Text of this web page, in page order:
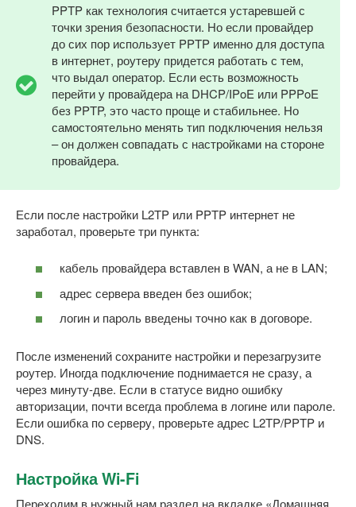
PPTP как технология считается устаревшей с
точки зрения безопасности. Но если провайдер
до сих пор использует PPTP именно для доступа
в интернет, роутеру придется работать с тем,
что выдал оператор. Если есть возможность
перейти у провайдера на DHCP/IPoE или PPPoE
без PPTP, это часто проще и стабильнее. Но
самостоятельно менять тип подключения нельзя
– он должен совпадать с настройками на стороне
провайдера.
Если после настройки L2TP или PPTP интернет не
заработал, проверьте три пункта:
кабель провайдера вставлен в WAN, а не в LAN;
адрес сервера введен без ошибок;
логин и пароль введены точно как в договоре.
После изменений сохраните настройки и перезагрузите
роутер. Иногда подключение поднимается не сразу, а
через минуту-две. Если в статусе видно ошибку
авторизации, почти всегда проблема в логине или пароле.
Если ошибка по серверу, проверьте адрес L2TP/PPTP и
DNS.
Настройка Wi-Fi
Переходим в нужный нам раздел на вкладке «Домашняя